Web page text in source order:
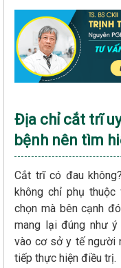
Địa chỉ cắt trĩ
bệnh nên tìm
Cắt trĩ có đau
không chỉ phụ
chọn mà bên cạnh
mang lại đúng như
vào cơ sở y tế người
tiếp thực hiện điều trị.